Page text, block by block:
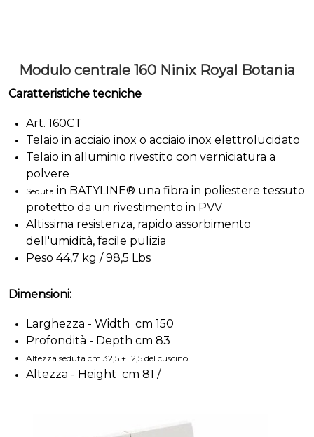
Modulo centrale 160 Ninix Royal Botania
Caratteristiche tecniche
Art. 160CT
Telaio in acciaio inox o acciaio inox elettrolucidato
Telaio in alluminio rivestito con verniciatura a
polvere
Seduta in BATYLINE® una fibra in poliestere tessuto
protetto da un rivestimento in PVV
Altissima resistenza, rapido assorbimento
dell'umidità, facile pulizia
Peso 44,7 kg / 98,5 Lbs
Dimensioni:
Larghezza - Width cm 150
Profondità - Depth cm 83
Altezza seduta cm 32,5 + 12,5 del cuscino
Altezza - Height cm 81 /